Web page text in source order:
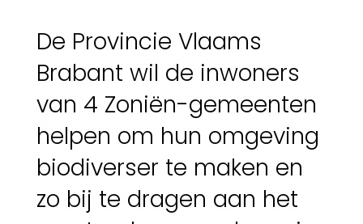
De Provincie Vlaams
Brabant wil de inwoners
van 4 Zoniën-gemeenten
helpen om hun omgeving
biodiverser te maken en
zo bij te dragen aan het